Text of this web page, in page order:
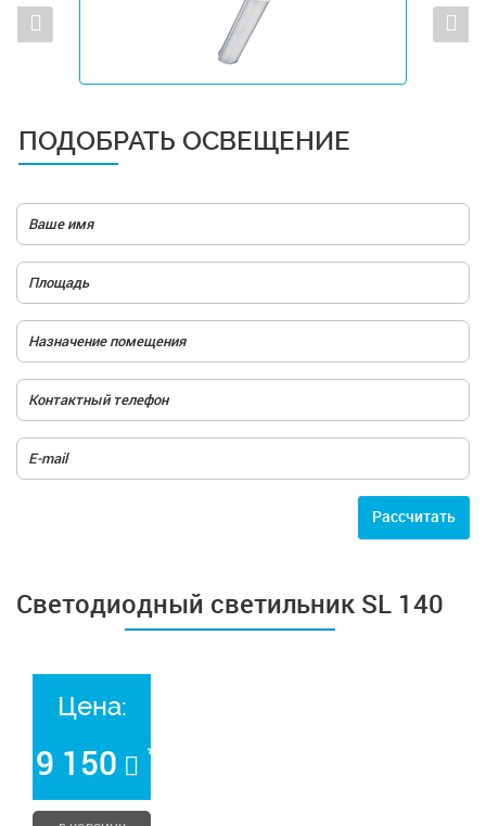
ПОДОБРАТЬ ОСВЕЩЕНИЕ
Расcчитать
Светодиодный светильник SL 140
Цена:
9 150 *